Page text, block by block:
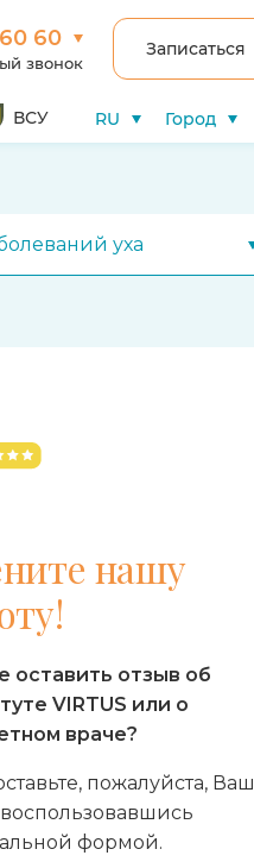
60
звонок
Записаться
ВСУ RU Город
уха
нашу
оставить отзыв об
VIRTUS или о
враче?
пожалуйста, Ваш
формой.